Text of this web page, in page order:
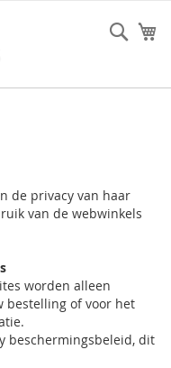
de privacy van haar
van de webwinkels
worden alleen
bestelling of voor het
beschermingsbeleid, dit